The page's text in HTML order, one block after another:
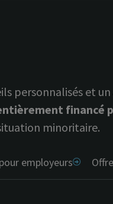
personnalisés et
financé
minoritaire.
employeurs